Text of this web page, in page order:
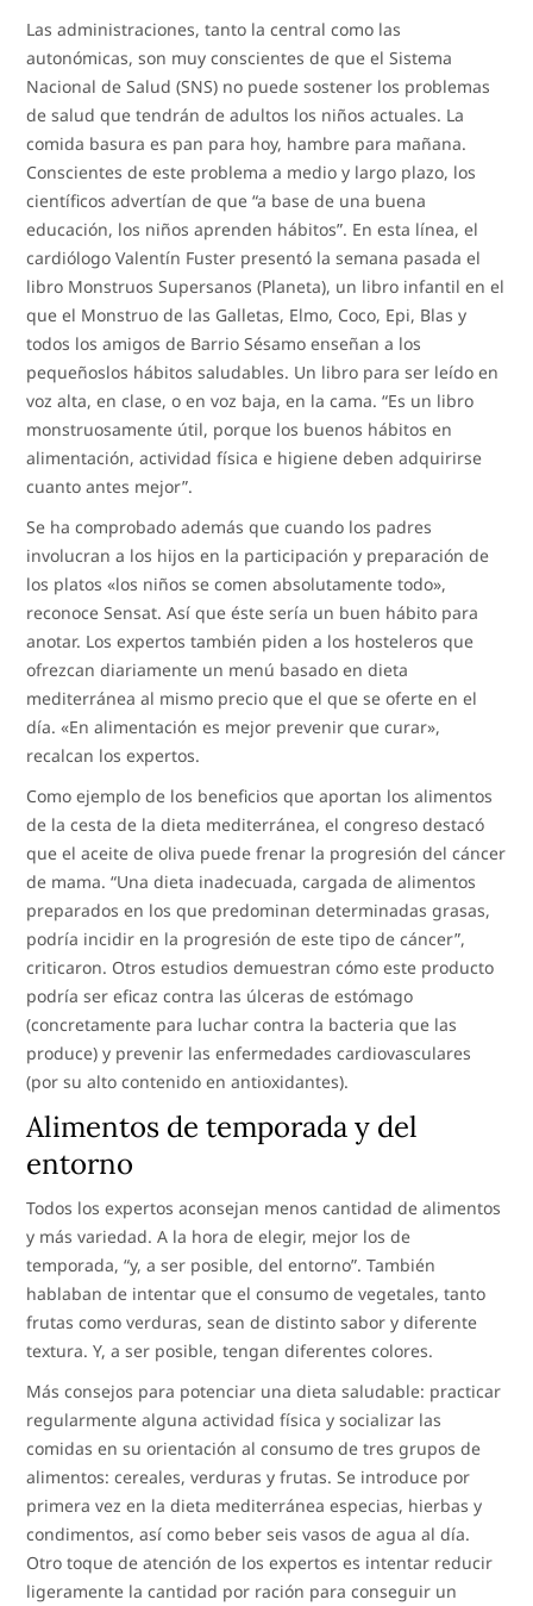
Las administraciones, tanto la central como las
autonómicas, son muy conscientes de que el Sistema
Nacional de Salud (SNS) no puede sostener los problemas
de salud que tendrán de adultos los niños actuales. La
comida basura es pan para hoy, hambre para mañana.
Conscientes de este problema a medio y largo plazo, los
científicos advertían de que “a base de una buena
educación, los niños aprenden hábitos”. En esta línea, el
cardiólogo Valentín Fuster presentó la semana pasada el
libro Monstruos Supersanos (Planeta), un libro infantil en el
que el Monstruo de las Galletas, Elmo, Coco, Epi, Blas y
todos los amigos de Barrio Sésamo enseñan a los
pequeñoslos hábitos saludables. Un libro para ser leído en
voz alta, en clase, o en voz baja, en la cama. “Es un libro
monstruosamente útil, porque los buenos hábitos en
alimentación, actividad física e higiene deben adquirirse
cuanto antes mejor”.
Se ha comprobado además que cuando los padres
involucran a los hijos en la participación y preparación de
los platos «los niños se comen absolutamente todo»,
reconoce Sensat. Así que éste sería un buen hábito para
anotar. Los expertos también piden a los hosteleros que
ofrezcan diariamente un menú basado en dieta
mediterránea al mismo precio que el que se oferte en el
día. «En alimentación es mejor prevenir que curar»,
recalcan los expertos.
Como ejemplo de los beneficios que aportan los alimentos
de la cesta de la dieta mediterránea, el congreso destacó
que el aceite de oliva puede frenar la progresión del cáncer
de mama. “Una dieta inadecuada, cargada de alimentos
preparados en los que predominan determinadas grasas,
podría incidir en la progresión de este tipo de cáncer”,
criticaron. Otros estudios demuestran cómo este producto
podría ser eficaz contra las úlceras de estómago
(concretamente para luchar contra la bacteria que las
produce) y prevenir las enfermedades cardiovasculares
(por su alto contenido en antioxidantes).
Alimentos de temporada y del
entorno
Todos los expertos aconsejan menos cantidad de alimentos
y más variedad. A la hora de elegir, mejor los de
temporada, “y, a ser posible, del entorno”. También
hablaban de intentar que el consumo de vegetales, tanto
frutas como verduras, sean de distinto sabor y diferente
textura. Y, a ser posible, tengan diferentes colores.
Más consejos para potenciar una dieta saludable: practicar
regularmente alguna actividad física y socializar las
comidas en su orientación al consumo de tres grupos de
alimentos: cereales, verduras y frutas. Se introduce por
primera vez en la dieta mediterránea especias, hierbas y
condimentos, así como beber seis vasos de agua al día.
Otro toque de atención de los expertos es intentar reducir
ligeramente la cantidad por ración para conseguir un